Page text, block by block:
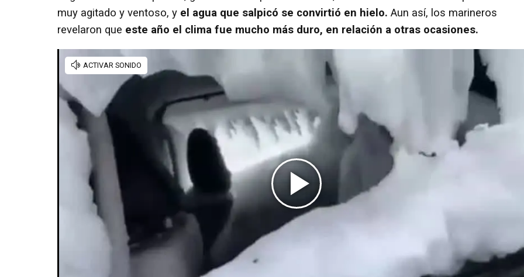
muy agitado y ventoso, y el agua que salpicó se convirtió en hielo. Aun así, los marineros
revelaron que este año el clima fue mucho más duro, en relación a otras ocasiones.